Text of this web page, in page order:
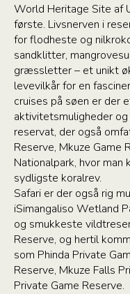
World Heritage Site af
første. Livsnerven i
for flodheste og
sandklitter,
græssletter – et unikt
levevilkår for en
cruises på søen er der
aktivitetsmuligheder
reservat, der også
Reserve, Mkuze Game
Nationalpark, hvor
sydligste koralrev.
Safari er der også rig
iSimangaliso Wetland
og smukkeste
Reserve, og hertil
som Phinda Private
Reserve, Mkuze Falls
Private Game Reserve.